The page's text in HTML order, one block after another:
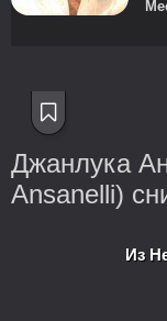
Джанлука
Ansanelli)
Из